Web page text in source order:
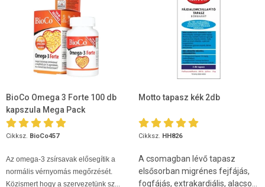
BioCo Omega 3 Forte 100 db
kapszula Mega Pack
Cikksz. BioCo457
Az omega-3 zsírsavak elősegítik a
normális vérnyomás megőrzését.
Közismert hogy a szervezetünk sz...
Motto tapasz kék 2db
Cikksz. HH826
A csomagban lévő tapasz
elsősorban migrénes fejfájás,
fogfájás, extrakardiális, alacso...